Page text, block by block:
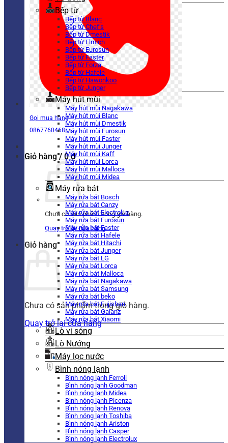
Gọi mua hàng
0867760468
Giỏ hàng / 0₫
Chưa có sản phẩm trong giỏ hàng.
Quay trở lại cửa hàng
Giỏ hàng
Chưa có sản phẩm trong giỏ hàng.
Quay trở lại cửa hàng
Bếp từ
Bếp từ Blanc
Bếp từ Chef’s
Bếp từ Dmestik
Bếp từ Elmich
Bếp từ Eurosun
Bếp từ Faster
Bếp từ Forza
Bếp từ Hafele
Bếp từ Hawonkoo
Bếp từ Junger
Máy hút mùi
Máy hút mùi Nagakawa
Máy hút mùi Blanc
Máy hút mùi Dmestik
Máy hút mùi Eurosun
Máy hút mùi Faster
Máy hút mùi Junger
Máy hút mùi Kaff
Máy hút mùi Lorca
Máy hút mùi Malloca
Máy hút mùi Midea
Máy rửa bát
Máy rửa bát Bosch
Máy rửa bát Canzy
Máy rửa bát Electrolux
Máy rửa bát Eurosun
Máy rửa bát Faster
Máy rửa bát Hafele
Máy rửa bát Hitachi
Máy rửa bát Junger
Máy rửa bát LG
Máy rửa bát Lorca
Máy rửa bát Malloca
Máy rửa bát Nagakawa
Máy rửa bát Samsung
Máy rửa bát beko
Máy rửa bát Fujishan
Máy rửa bát Galanz
Máy rửa bát Xiaomi
Lò vi sóng
Lò Nướng
Máy lọc nước
Bình nóng lạnh
Bình nóng lạnh Ferroli
Bình nóng lạnh Goodman
Bình nóng lạnh Midea
Bình nóng lạnh Picenza
Bình nóng lạnh Renova
Bình nóng lạnh Toshiba
Bình nóng lạnh Ariston
Bình nóng lạnh Casper
Bình nóng lạnh Electrolux